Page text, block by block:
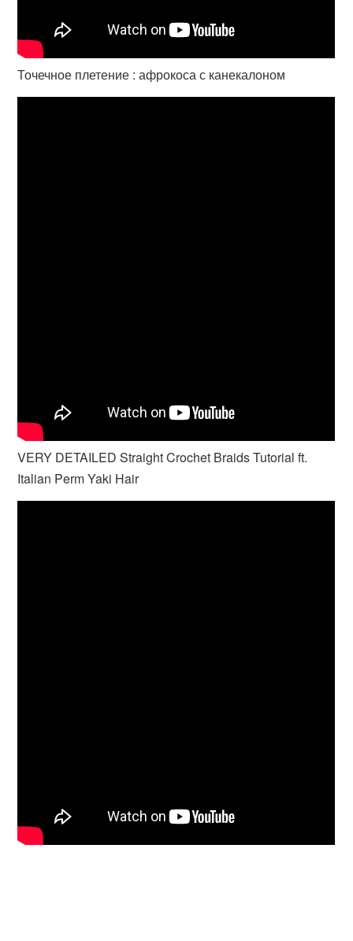
Точечное плетение : афрокоса с канекалоном
VERY DETAILED Straight Crochet Braids Tutorial ft.
Italian Perm Yaki Hair